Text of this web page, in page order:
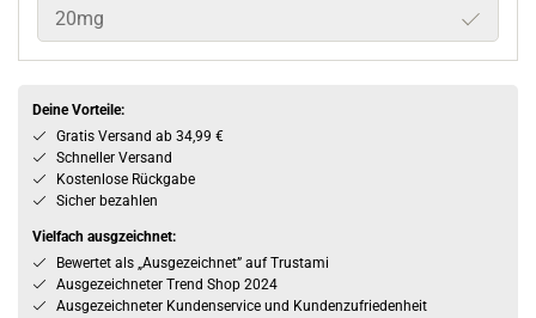
20mg
Deine Vorteile:
Gratis Versand ab 34,99 €
Schneller Versand
Kostenlose Rückgabe
Sicher bezahlen
Vielfach ausgzeichnet:
Bewertet als „Ausgezeichnet” auf Trustami
Ausgezeichneter Trend Shop 2024
Ausgezeichneter Kundenservice und Kundenzufriedenheit